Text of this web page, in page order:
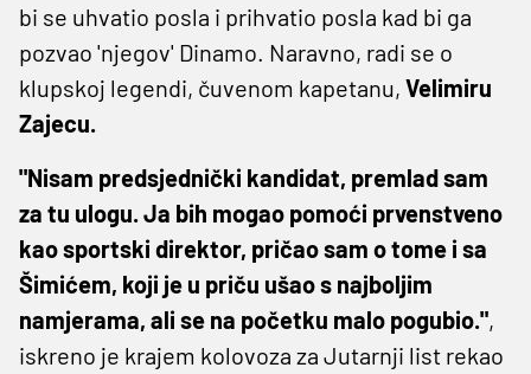
bi se uhvatio posla i prihvatio posla kad bi ga
pozvao 'njegov' Dinamo. Naravno, radi se o
klupskoj legendi, čuvenom kapetanu, Velimiru
Zajecu.
"Nisam predsjednički kandidat, premlad sam
za tu ulogu. Ja bih mogao pomoći prvenstveno
kao sportski direktor, pričao sam o tome i sa
Šimićem, koji je u priču ušao s najboljim
namjerama, ali se na početku malo pogubio.",
iskreno je krajem kolovoza za Jutarnji list rekao